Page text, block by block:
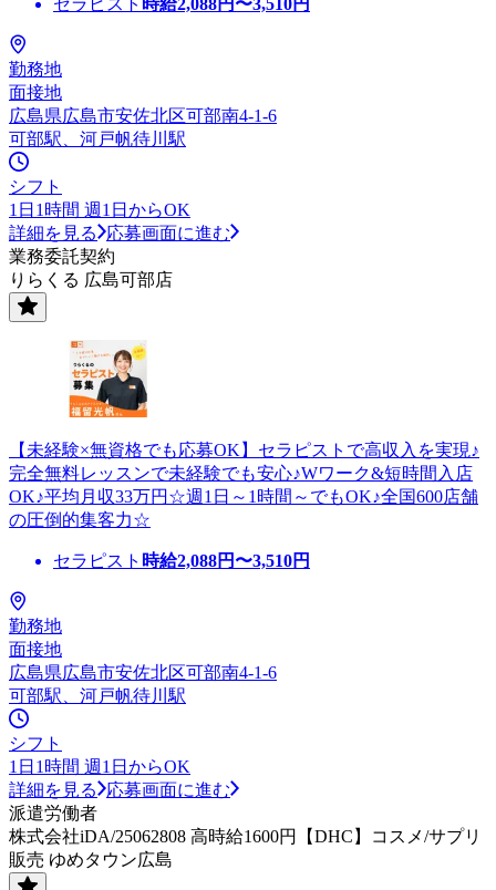
勤務地
面接地
広島県広島市安佐北区可部南4-1-6
可部駅、河戸帆待川駅
シフト
1日1時間 週1日からOK
詳細を見る
応募画面に進む
業務委託契約
りらくる 広島可部店
【未経験×無資格でも応募OK】セラピストで高収入を実現♪
完全無料レッスンで未経験でも安心♪Wワーク&短時間入店
OK♪平均月収33万円☆週1日～1時間～でもOK♪全国600店舗
の圧倒的集客力☆
セラピスト 時給2,088円〜3,510円
勤務地
面接地
広島県広島市安佐北区可部南4-1-6
可部駅、河戸帆待川駅
シフト
1日1時間 週1日からOK
詳細を見る
応募画面に進む
派遣労働者
株式会社iDA/25062808 高時給1600円【DHC】コスメ/サプリ
販売 ゆめタウン広島